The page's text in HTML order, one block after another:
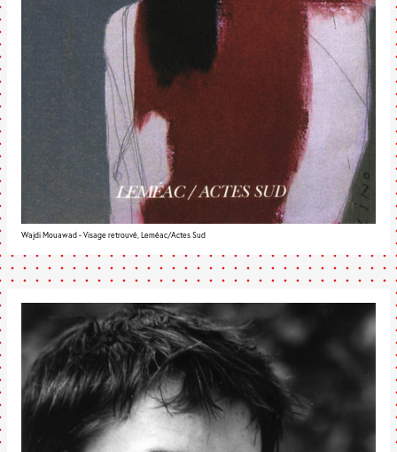
Wajdi Mouawad - Visage retrouvé, Leméac/Actes Sud